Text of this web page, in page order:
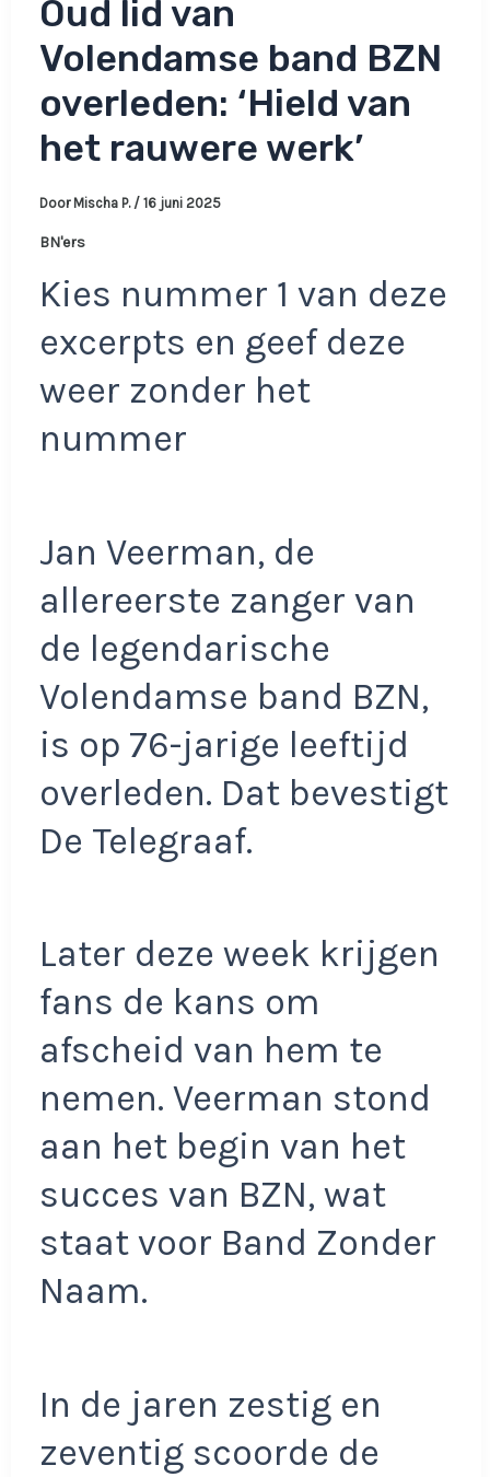
Oud lid van
Volendamse band BZN
overleden: ‘Hield van
het rauwere werk’
Door Mischa P. / 16 juni 2025
BN'ers
Kies nummer 1 van deze
excerpts en geef deze
weer zonder het
nummer
Jan Veerman, de
allereerste zanger van
de legendarische
Volendamse band BZN,
is op 76-jarige leeftijd
overleden. Dat bevestigt
De Telegraaf.
Later deze week krijgen
fans de kans om
afscheid van hem te
nemen. Veerman stond
aan het begin van het
succes van BZN, wat
staat voor Band Zonder
Naam.
In de jaren zestig en
zeventig scoorde de